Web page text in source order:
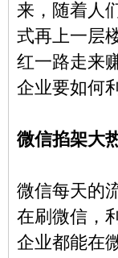
来，随着人
式再上一层
红一路走来
企业要如何
微信掐架大
微信每天的
在刷微信，
企业都能在